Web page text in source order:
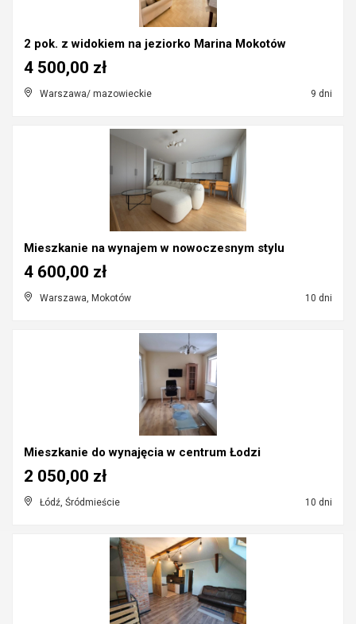
2 pok. z widokiem na jeziorko Marina Mokotów
Warszawa/ mazowieckie 9 dni
4 500,00 zł
Mieszkanie na wynajem w nowoczesnym stylu
Warszawa, Mokotów 10 dni
4 600,00 zł
Mieszkanie do wynajęcia w centrum Łodzi
Łódź, Śródmieście 10 dni
2 050,00 zł